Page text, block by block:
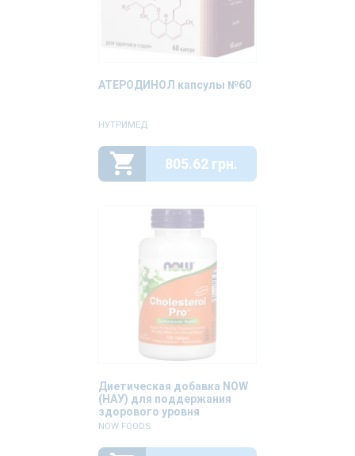
АТЕРОДИНОЛ капсулы №60
НУТРИМЕД
805.62 грн.
Диетическая добавка NOW
(НАУ) для поддержания
здорового уровня
холестерина таблетки
NOW FOODS